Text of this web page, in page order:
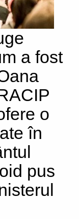
a fost
o
în
pus